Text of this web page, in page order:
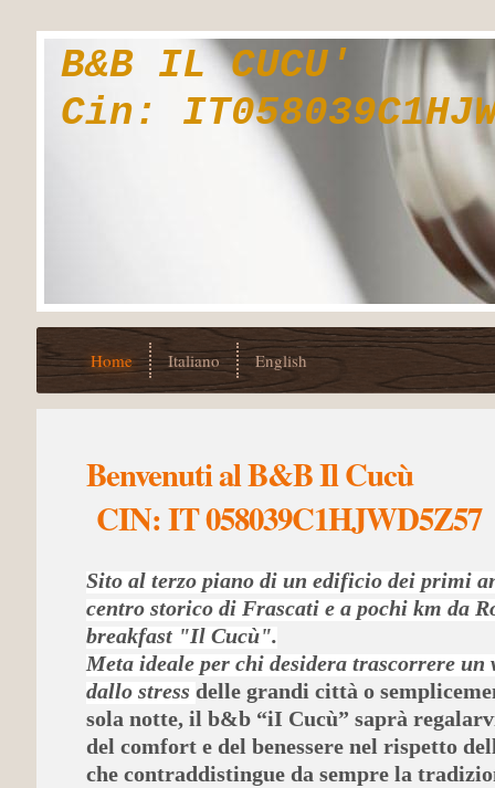
B&B IL CUCU'
Cin:
Home Italiano English
Benvenuti al
CIN: IT 058039C1HJWD5Z57
Sito al terzo piano di un edificio dei primi
centro storico di Frascati e a pochi km da
breakfast "Il Cucù".
Meta ideale per chi desidera trascorrere un
dallo stress delle grandi città o
sola notte, il b&b “iI Cucù” saprà
del comfort e del benessere nel rispetto
che contraddistingue da sempre la